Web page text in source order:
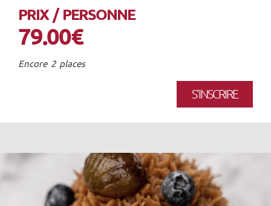
PRIX / PERSONNE
79.00€
Encore 2 places
S'INSCRIRE